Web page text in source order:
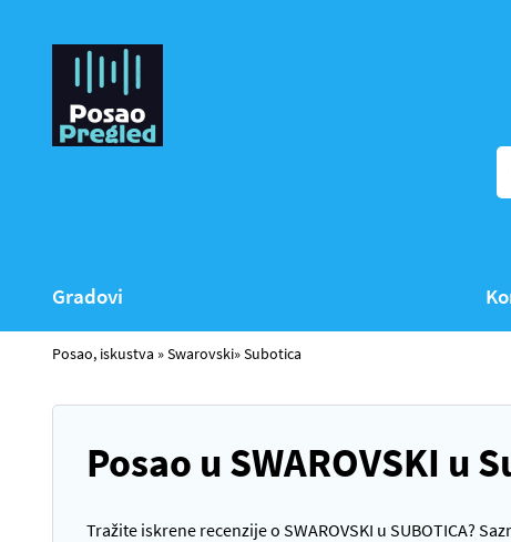
Gradovi
Posao, iskustva »Swarovski»Subotica
Posao u SWAROVSKI
Tražite iskrene recenzije o SWAROVSKI u SUBOTICA?